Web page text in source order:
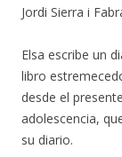
Jordi Sierra i
Elsa escribe un
libro
desde el
adolescencia,
su diario.